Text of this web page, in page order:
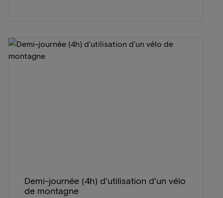
Demi-journée (4h) d'utilisation d'un vélo
de montagne